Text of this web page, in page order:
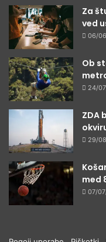
Za
ved
06/
Ob
24/
ZDA
29/
med
07/